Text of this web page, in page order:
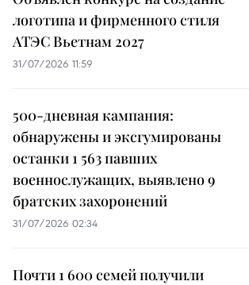
логотипа и фирменного стиля
АТЭС Вьетнам 2027
31/07/2026 11:59
500-дневная кампания:
обнаружены и эксгумированы
останки 1 563 павших
военнослужащих, выявлено 9
братских захоронений
31/07/2026 02:34
Почти 1 600 семей получили